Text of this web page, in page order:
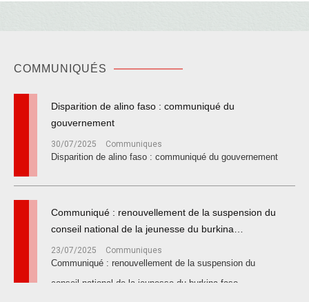
disparition de alino faso : communiqué du
gouvernement
30/07/2025 Communiques
disparition de alino faso : communiqué du gouvernement